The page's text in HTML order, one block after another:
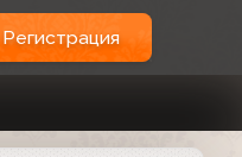
Регистрация